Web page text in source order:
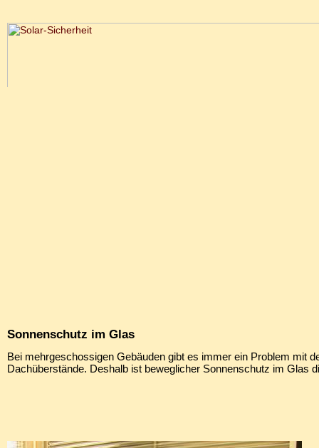
Sonnenschutz im Glas
Bei mehrgeschossigen Gebäuden gibt es immer ein Problem mit
Dachüberstände. Deshalb ist beweglicher Sonnenschutz im Glas